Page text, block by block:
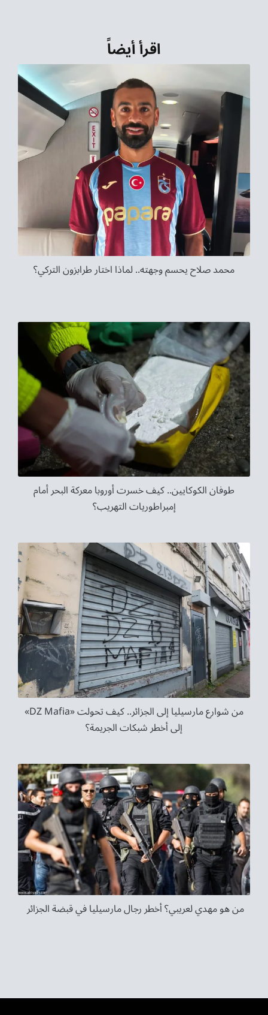
اقرأ أيضاً
محمد صلاح يحسم وجهته.. لماذا اختار طرابزون التركي؟
طوفان الكوكايين.. كيف خسرت أوروبا معركة البحر أمام
إمبراطوريات التهريب؟
من شوارع مارسيليا إلى الجزائر.. كيف تحولت «DZ Mafia»
إلى أخطر شبكات الجريمة؟
من هو مهدي لعريبي؟ أخطر رجال مارسيليا في قبضة الجزائر